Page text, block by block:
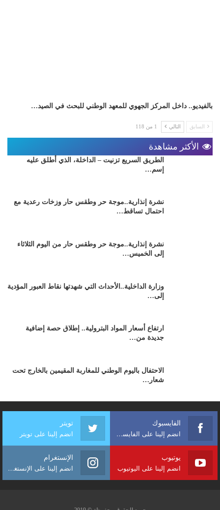
بالفيديو.. داخل المركز الجهوي للمعهد الوطني للبحث في الصيد…
السابق التالي 1 من 118
الأكثر مشاهدة
الطريق السريع تزنيت – الداخلة، الذي أطلق عليه
إسم…
نشرة إنذارية..موجة حر وطقس حار وزخات رعدية مع
احتمال تساقط…
نشرة إنذارية..موجة حر وطقس حار من اليوم الثلاثاء
إلى الخميس…
وزارة الداخلية..الأحداث التي شهدتها نقاط العبور المؤدية
إلى…
ارتفاع أسعار المواد البترولية.. إطلاق حصة إضافية
جديدة من…
الاحتفال باليوم الوطني للمغاربة المقيمين بالخارج تحت
شعار…
الفايسبوك
انضم إلينا على الفايسبوك
تويتر
انضم إلينا على تويتر
يوتيوب
انضم إلينا على اليوتيوب
الإنستغرام
انضم إلينا على الإنستغرام